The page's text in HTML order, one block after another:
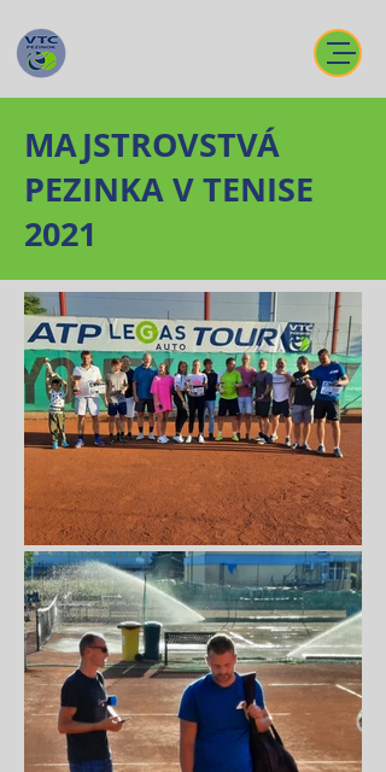
MAJSTROVSTVÁ
PEZINKA V TENISE
2021